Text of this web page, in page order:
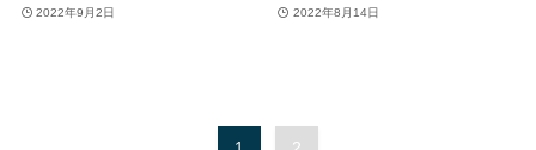
2022年9月2日 2022年8月14日